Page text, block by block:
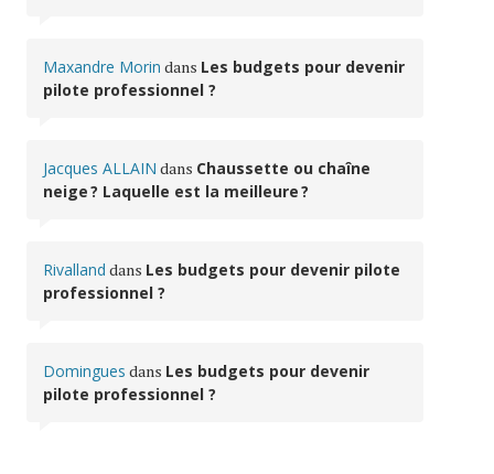
Maxandre Morin dans Les budgets pour devenir
pilote professionnel ?
Jacques ALLAIN dans Chaussette ou chaîne
neige ? Laquelle est la meilleure ?
Rivalland dans Les budgets pour devenir pilote
professionnel ?
Domingues dans Les budgets pour devenir
pilote professionnel ?